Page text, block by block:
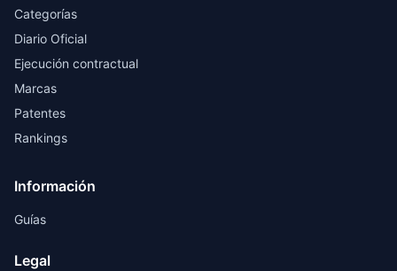
Categorías
Diario Oficial
Ejecución contractual
Marcas
Patentes
Rankings
Información
Guías
Legal